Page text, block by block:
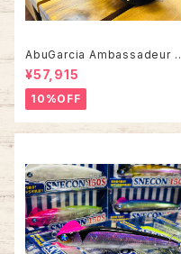
AbuGarcia Ambassadeur 5
500C/5501C FACTORY TU
NED アンバサダー ファクトリー
チューン
¥57,915
10%OFF